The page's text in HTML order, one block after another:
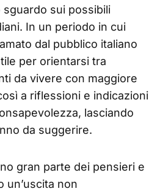
sui possibili
In un periodo in cui
dal pubblico italiano
per orientarsi tra
da vivere con maggiore
a riflessioni e indicazioni
lasciando
da suggerire.
gran parte dei pensieri e
un’uscita non